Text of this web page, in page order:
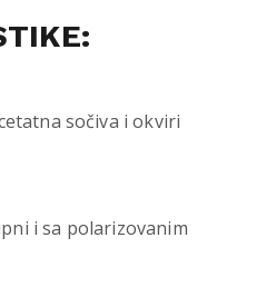
sočiva i okviri
i sa polarizovanim